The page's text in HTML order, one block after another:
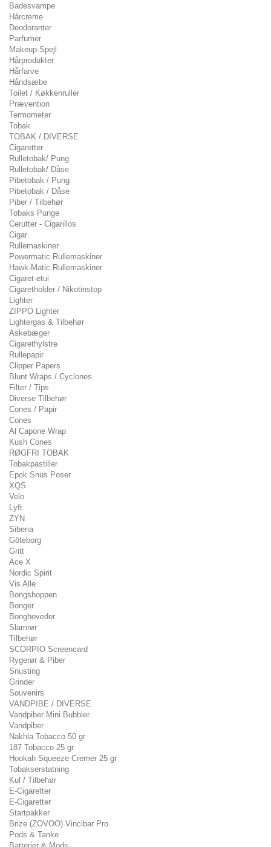
Badesvampe
Hårcreme
Deodoranter
Parfumer
Makeup-Spejl
Hårprodukter
Hårfarve
Håndsæbe
Toilet / Køkkenruller
Prævention
Termometer
Tobak
TOBAK / DIVERSE
Cigaretter
Rulletobak/ Pung
Rulletobak/ Dåse
Pibetobak / Pung
Pibetobak / Dåse
Piber / Tilbehør
Tobaks Punge
Cerutter - Cigarillos
Cigar
Rullemaskiner
Powermatic Rullemaskiner
Hawk-Matic Rullemaskiner
Cigaret-etui
Cigaretholder / Nikotinstop
Lighter
ZIPPO Lighter
Lightergas & Tilbehør
Askebæger
Cigarethylstre
Rullepapir
Clipper Papers
Blunt Wraps / Cyclones
Filter / Tips
Diverse Tilbehør
Cones / Papir
Cones
Al Capone Wrap
Kush Cones
RØGFRI TOBAK
Tobakpastiller
Epok Snus Poser
XQS
Velo
Lyft
ZYN
Siberia
Göteborg
Gritt
Ace X
Nordic Spirit
Vis Alle
Bongshoppen
Bonger
Bonghoveder
Slamrør
Tilbehør
SCORPIO Screencard
Rygerør & Piber
Snusting
Grinder
Souvenirs
VANDPIBE / DIVERSE
Vandpiber Mini Bubbler
Vandpiber
Nakhla Tobacco 50 gr
187 Tobacco 25 gr
Hookah Squeeze Cremer 25 gr
Tobakserstatning
Kul / Tilbehør
E-Cigaretter
E-Cigaretter
Startpakker
Brize (ZOVOO) Vincibar Pro
Pods & Tanke